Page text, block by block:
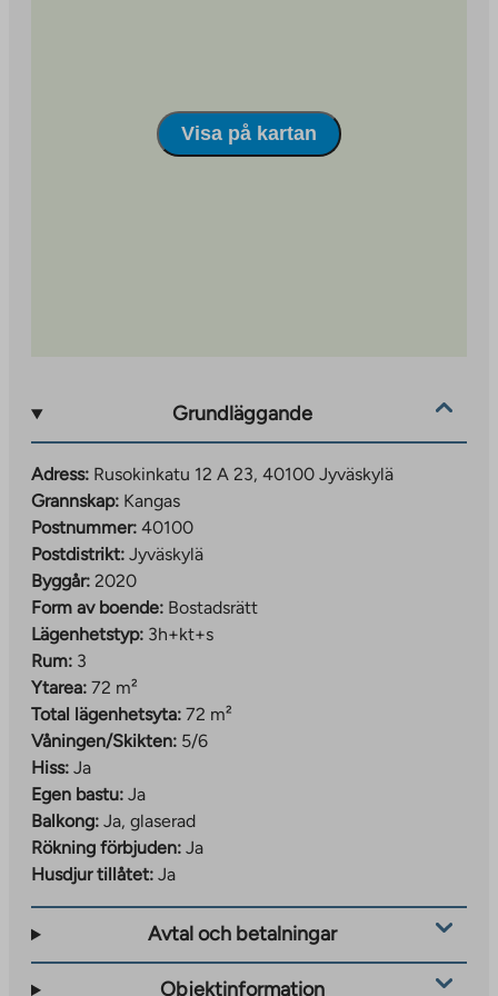
Visa på kartan
Grundläggande
Adress: Rusokinkatu 12 A 23, 40100 Jyväskylä
Grannskap: Kangas
Postnummer: 40100
Postdistrikt: Jyväskylä
Byggår: 2020
Form av boende: Bostadsrätt
Lägenhetstyp: 3h+kt+s
Rum: 3
Ytarea: 72 m²
Total lägenhetsyta: 72 m²
Våningen/Skikten: 5/6
Hiss: Ja
Egen bastu: Ja
Balkong: Ja, glaserad
Rökning förbjuden: Ja
Husdjur tillåtet: Ja
Avtal och betalningar
Objektinformation